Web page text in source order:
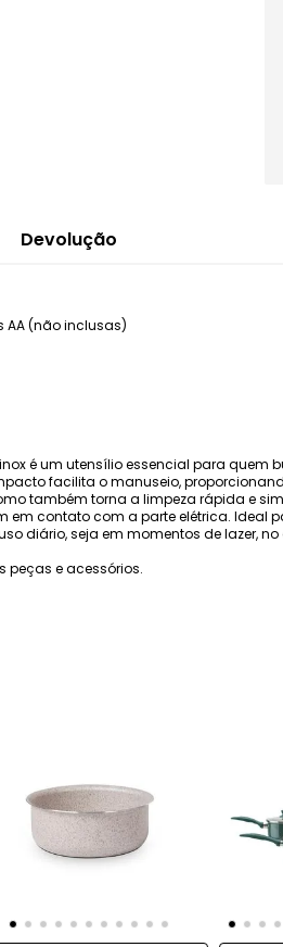
Devolução
AA (não inclusas)
é um utensílio essencial para
facilita o manuseio,
também torna a limpeza rápida e
contato com a parte elétrica. Ideal
diário, seja em momentos de lazer,
peças e acessórios.